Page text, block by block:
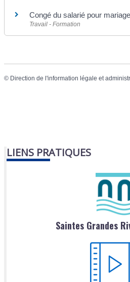
Congé du salarié pour
Travail - Formation
© Direction de l'information légale et
LIENS PRATIQUES
Saintes Grandes